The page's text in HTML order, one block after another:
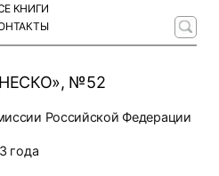
КНИГИ
№52
Российской Федерации
года